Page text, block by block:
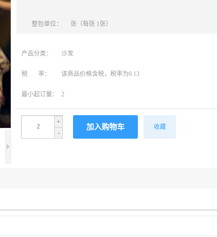
整包单位： 张（每张 1张）
产品分类： 沙发
税 率： 该商品价格含税，税率为0.13
最小起订量： 2
-
+
收藏